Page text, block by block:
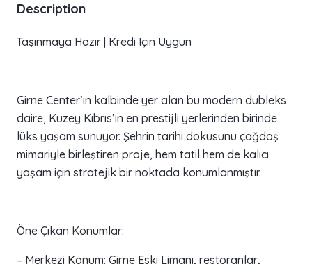
Description
Taşınmaya Hazır | Kredi Için Uygun
Girne Center’ın kalbinde yer alan bu modern dubleks
daire, Kuzey Kıbrıs’ın en prestijli yerlerinden birinde
lüks yaşam sunuyor. Şehrin tarihi dokusunu çağdaş
mimariyle birleştiren proje, hem tatil hem de kalıcı
yaşam için stratejik bir noktada konumlanmıştır.
Öne Çıkan Konumlar:
– Merkezi Konum: Girne Eski Limanı, restoranlar,